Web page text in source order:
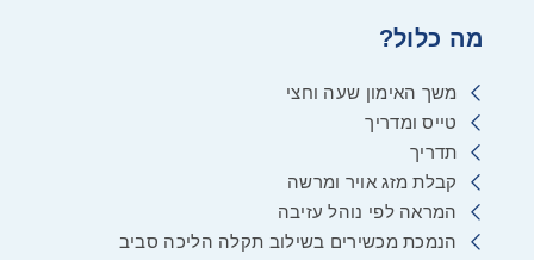
מה כלול?
משך האימון שעה וחצי
טייס ומדריך
תדריך
קבלת מזג אויר ומרשה
המראה לפי נוהל עזיבה
הנמכת מכשירים בשילוב תקלה הליכה סביב